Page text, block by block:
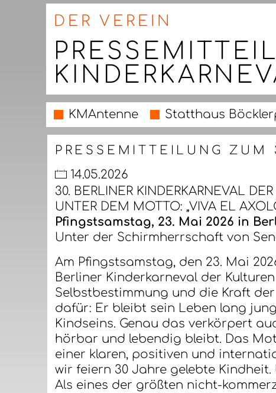
DER VEREIN
KMAntenne Statthaus
PRESSEMITTEILUNG ZUM
14.05.2026
30. BERLINER KINDERKARNEVAL
UNTER DEM MOTTO: „VIVA EL
Pfingstsamstag, 23. Mai 2026 in
Unter der Schirmherrschaft von
Am Pfingstsamstag, den 23. Mai
Berliner Kinderkarneval der
Selbstbestimmung und die Kraft
dafür: Er bleibt sein Leben lang
Kindseins. Genau das verkörpert
hörbar und lebendig bleibt. Das
einer klaren, positiven und
wir feiern 30 Jahre gelebte
Als eines der größten nicht-